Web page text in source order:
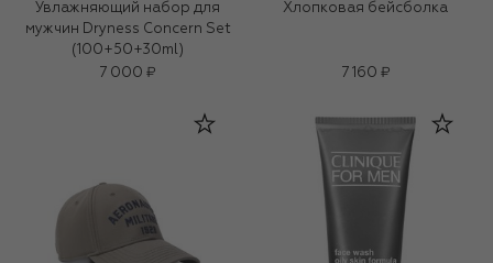
Увлажняющий набор для
мужчин Dryness Concern Set
(100+50+30ml)
7 000 ₽
Хлопковая бейсболка
7 160 ₽